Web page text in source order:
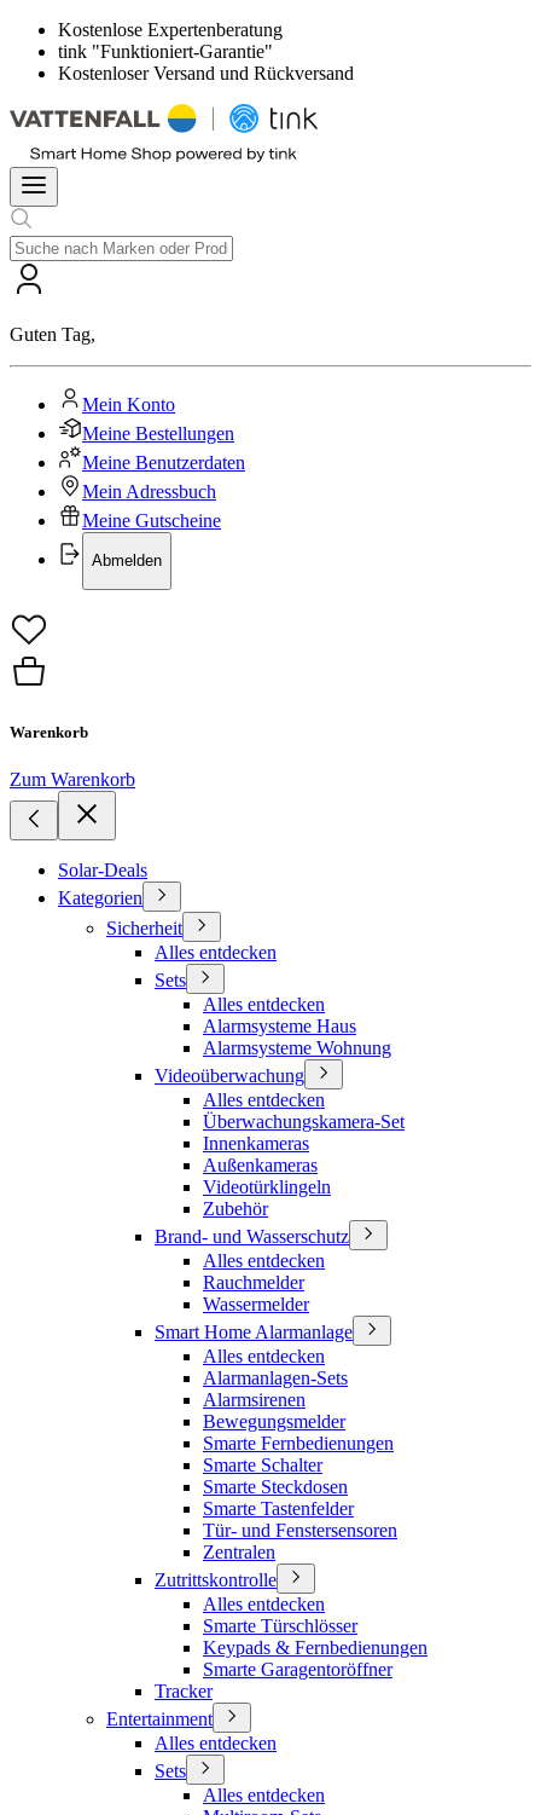
Kostenlose Expertenberatung
tink "Funktioniert-Garantie"
Kostenloser Versand und Rückversand
Guten Tag,
Mein Konto
Meine Bestellungen
Meine Benutzerdaten
Mein Adressbuch
Meine Gutscheine
Abmelden
Warenkorb
Zum Warenkorb
Solar-Deals
Kategorien
Sicherheit
Alles entdecken
Sets
Alles entdecken
Alarmsysteme Haus
Alarmsysteme Wohnung
Videoüberwachung
Alles entdecken
Überwachungskamera-Set
Innenkameras
Außenkameras
Videotürklingeln
Zubehör
Brand- und Wasserschutz
Alles entdecken
Rauchmelder
Wassermelder
Smart Home Alarmanlage
Alles entdecken
Alarmanlagen-Sets
Alarmsirenen
Bewegungsmelder
Smarte Fernbedienungen
Smarte Schalter
Smarte Steckdosen
Smarte Tastenfelder
Tür- und Fenstersensoren
Zentralen
Zutrittskontrolle
Alles entdecken
Smarte Türschlösser
Keypads & Fernbedienungen
Smarte Garagentoröffner
Tracker
Entertainment
Alles entdecken
Sets
Alles entdecken